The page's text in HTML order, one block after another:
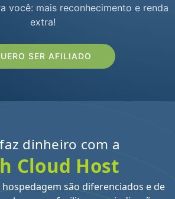
você: mais reconhecimento e renda
extra!
SER AFILIADO
dinheiro com a
Cloud Host
são diferenciados e de